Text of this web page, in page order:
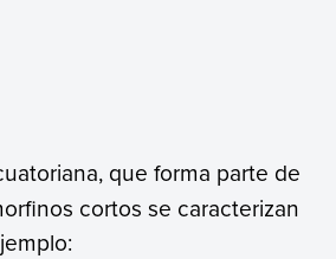
que forma parte de
cortos se caracterizan